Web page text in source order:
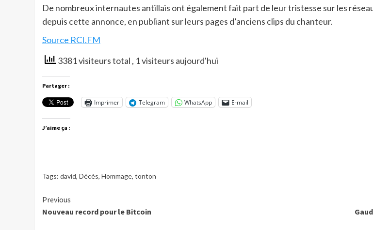
De nombreux internautes antillais ont également fait part de leur tristesse sur les
depuis cette annonce, en publiant sur leurs pages d’anciens clips du chanteur.
Source RCI.FM
3381 visiteurs total , 1 visiteurs aujourd'hui
Partager :
Imprimer Telegram WhatsApp E-mail
J’aime ça :
Tags: david, Décès, Hommage, tonton
Continue
Reading
Previous
Nouveau record pour le Bitcoin